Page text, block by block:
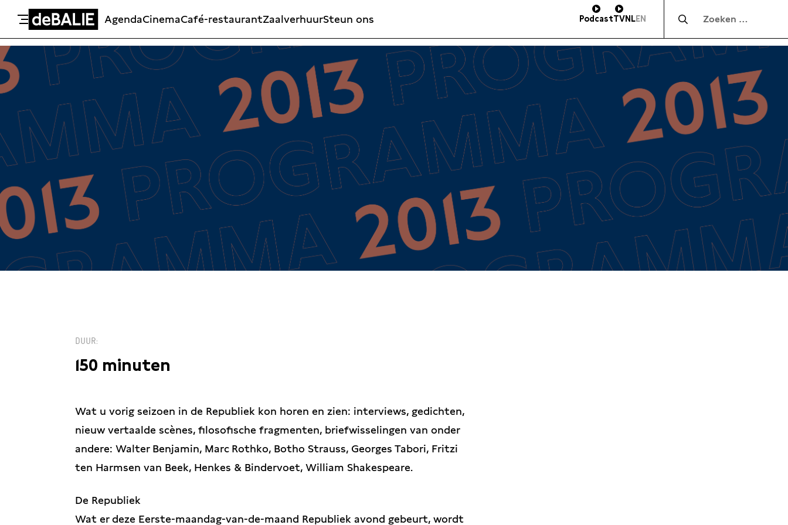
Meteen naar de content
De Balie
AgendaCinemaCafé-restaurantZaalverhuurSteun ons PodcastTVNLEN
DUUR
150 minuten
Wat u vorig seizoen in de Republiek kon horen en zien: interviews, gedichten,
nieuw vertaalde scènes, filosofische fragmenten, briefwisselingen van onder
andere: Walter Benjamin, Marc Rothko, Botho Strauss, Georges Tabori, Fritzi
ten Harmsen van Beek, Henkes & Bindervoet, William Shakespeare.
De Republiek
Wat er deze Eerste-maandag-van-de-maand Republiek avond gebeurt, wordt